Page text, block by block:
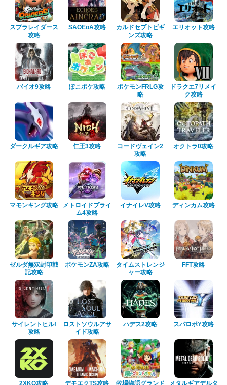
スプラレイダース
攻略
SAOEoA攻略
カルドセプトビギ
ンズ攻略
エリオット攻略
バイオ9攻略 ぽこポケ攻略
ポケモンFRLG攻
略
ドラクエ7リメイ
ク攻略
ダークルギア攻略 仁王3攻略
コードヴェイン2
攻略
オクトラ0攻略
マモンキング攻略
メトロイドプライ
ム4攻略
イナイレV攻略 ディンカム攻略
ゼルダ無双封印戦
記攻略
ポケモンZA攻略
タイムストレンジ
ャー攻略
FFT攻略
サイレントヒルf
攻略
ロストソウルアサ
イド攻略
ハデス2攻略 スパロボY攻略
2XKO攻略 デモエクTS攻略 牧場物語グランド メタルギアデルタ